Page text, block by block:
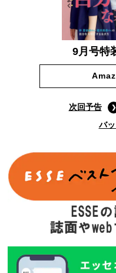
9月号特
次回予告
バ